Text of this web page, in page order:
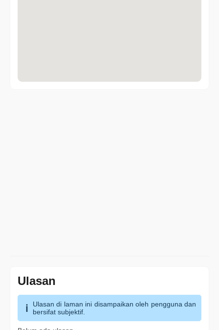
Ulasan
Ulasan di laman ini disampaikan oleh pengguna dan
bersifat subjektif.